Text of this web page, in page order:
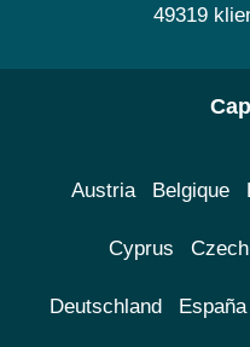
49319
Austria Belgique
Cyprus
Deutschland España